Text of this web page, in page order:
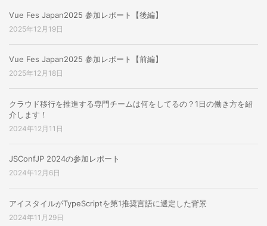
Vue Fes Japan2025 参加レポート【後編】
2025年12月19日
Vue Fes Japan2025 参加レポート【前編】
2025年12月18日
クラウド移行を推進する専門チームは何をしてるの？1日の働き方を紹
介します！
2024年12月11日
JSConfJP 2024の参加レポート
2024年12月6日
アイスタイルがTypeScriptを第1推奨言語に選定した背景
2024年11月29日